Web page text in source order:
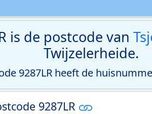
is de postcode van
Twijzelerheide.
9287LR heeft de
9287LR